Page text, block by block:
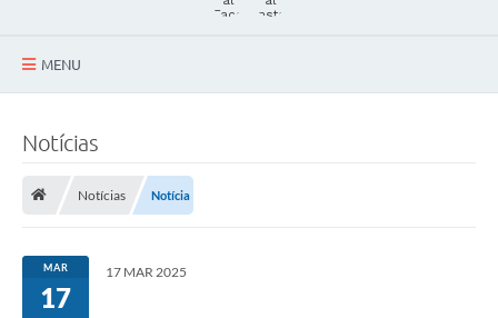
MENU
Legislação
Transparência
Notícias
Notícias Notícia
MAR
17
17 MAR 2025